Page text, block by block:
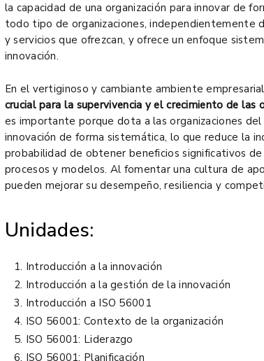
la capacidad de una organización para innovar de
todo tipo de organizaciones, independientemente
y servicios que ofrezcan, y ofrece un enfoque
innovación.
En el vertiginoso y cambiante ambiente
crucial para la supervivencia y el crecimiento de las
es importante porque dota a las organizaciones
innovación de forma sistemática, lo que reduce la
probabilidad de obtener beneficios significativos
procesos y modelos. Al fomentar una cultura de
pueden mejorar su desempeño, resiliencia y
Unidades:
Introducción a la innovación
Introducción a la gestión de la innovación
Introducción a ISO 56001
ISO 56001: Contexto de la organización
ISO 56001: Liderazgo
ISO 56001: Planificación